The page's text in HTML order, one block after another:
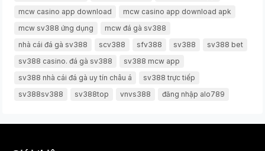
mcw casino app download
mcw casino app download apk
mcw sv388 ứng dụng
mcw đá gà sv388
nhà cái đá gà sv388
scv388 sfv388 sv388
sv388 bet
sv388 casino. đá gà sv388
sv388 mcw app
sv388 nhà cái đá gà uy tín châu á
sv388 trực tiếp
sv388sv388
sv388top vnvs388 đăng nhập alo789